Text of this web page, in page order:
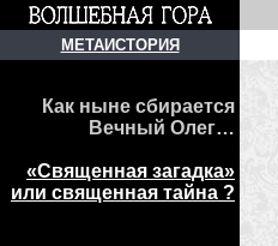
МЕТАИСТОРИЯ
Как ныне сбирается
Вечный Олег…
«Священная загадка»
или священная тайна ?